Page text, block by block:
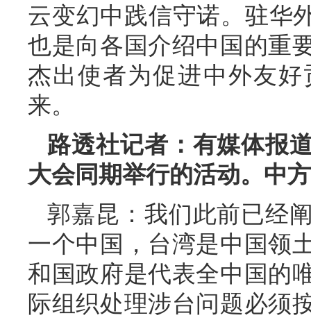
云变幻中践信守诺。驻华
也是向各国介绍中国的重
杰出使者为促进中外友
来。
路透社记者：有媒体报
大会同期举行的活动。中
郭嘉昆：我们此前已经
一个中国，台湾是中国领
和国政府是代表全中国的
际组织处理涉台问题必须